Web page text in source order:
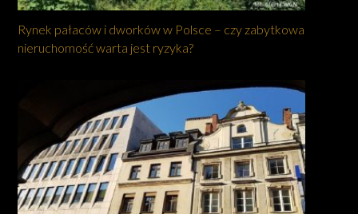
Rynek pałaców i dworków w Polsce – czy zabytkowa
nieruchomość warta jest ryzyka?